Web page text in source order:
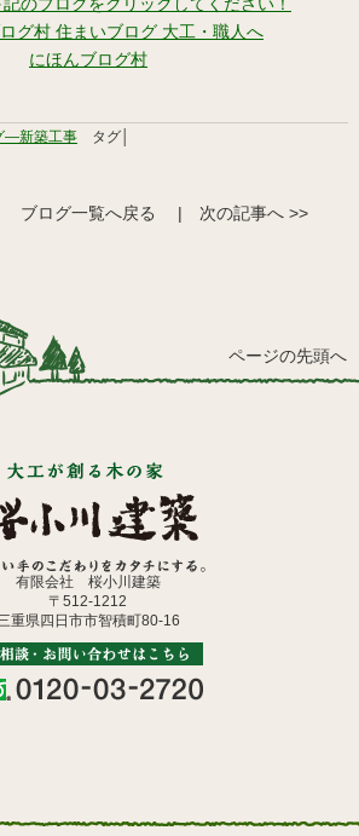
にほんブログ村
―新築工事タグ│
ブログ一覧へ戻る | 次の記事へ >>
ページの先頭へ
有限会社 桜小川建築
〒512-1212
重県四日市市智積町80-16